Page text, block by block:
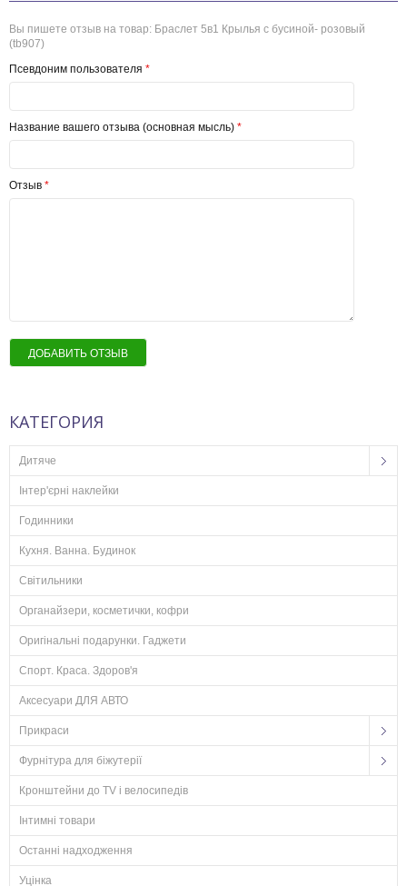
Вы пишете отзыв на товар: Браслет 5в1 Крылья с бусиной- розовый
(tb907)
*
Псевдоним пользователя
*
Название вашего отзыва (основная мысль)
*
Отзыв
ДОБАВИТЬ ОТЗЫВ
КАТЕГОРИЯ
Дитяче
Інтер'єрні наклейки
Годинники
Кухня. Ванна. Будинок
Світильники
Органайзери, косметички, кофри
Оригінальні подарунки. Гаджети
Спорт. Краса. Здоров'я
Аксесуари ДЛЯ АВТО
Прикраси
Фурнітура для біжутерії
Кронштейни до TV і велосипедів
Інтимні товари
Останні надходження
Уцінка